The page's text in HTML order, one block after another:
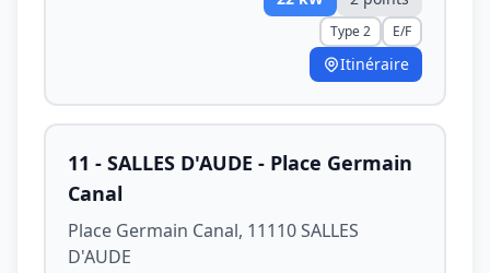
Type 2 E/F
Itinéraire
11 - SALLES D'AUDE - Place Germain
Canal
Place Germain Canal, 11110 SALLES
D'AUDE